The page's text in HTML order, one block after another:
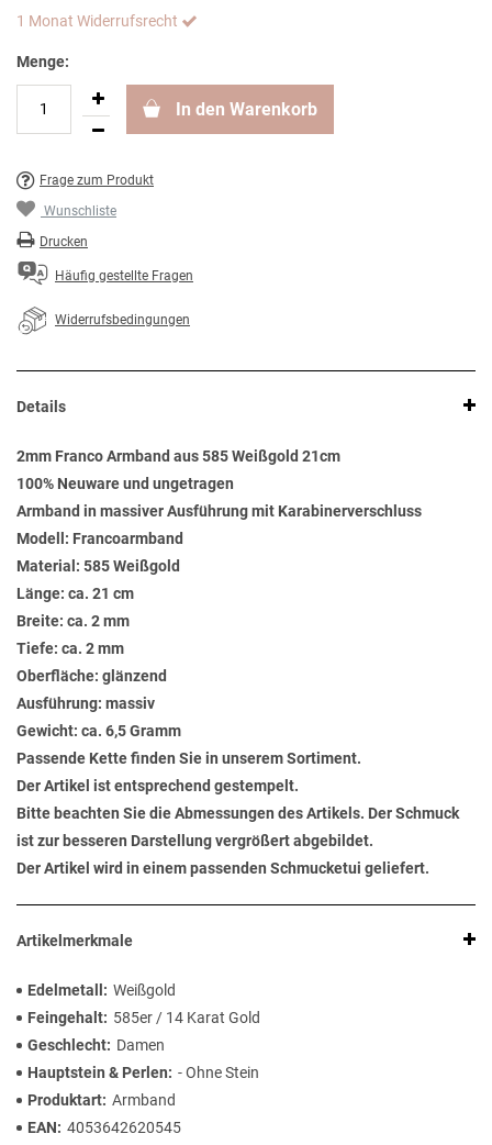
1 Monat Widerrufsrecht
Menge:
In den Warenkorb
Frage zum Produkt
Wunschliste
Drucken
Häufig gestellte Fragen
Widerrufsbedingungen
Details
2mm Franco Armband aus 585 Weißgold 21cm
100% Neuware und ungetragen
Armband in massiver Ausführung mit Karabinerverschluss
Modell: Francoarmband
Material: 585 Weißgold
Länge: ca. 21 cm
Breite: ca. 2 mm
Tiefe: ca. 2 mm
Oberfläche: glänzend
Ausführung: massiv
Gewicht: ca. 6,5 Gramm
Passende Kette finden Sie in unserem Sortiment.
Der Artikel ist entsprechend gestempelt.
Bitte beachten Sie die Abmessungen des Artikels. Der Schmuck
ist zur besseren Darstellung vergrößert abgebildet.
Der Artikel wird in einem passenden Schmucketui geliefert.
Artikelmerkmale
Edelmetall
Weißgold
Feingehalt
585er / 14 Karat Gold
Geschlecht
Damen
Hauptstein & Perlen
- Ohne Stein
Produktart Armband
EAN
4053642620545